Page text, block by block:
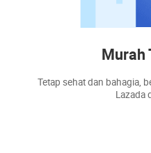
Murah
Tetap sehat dan bahagia,
Lazada